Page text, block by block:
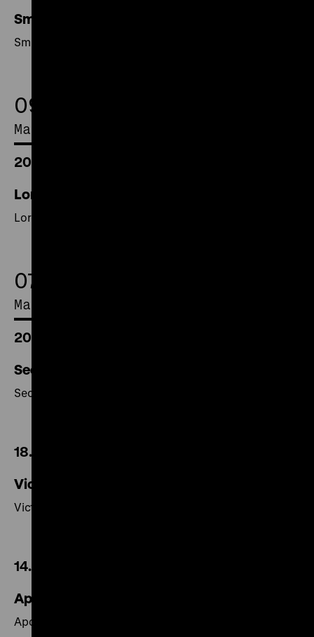
Smuga ciena / Die Schattenlinie
Smuga ciena / Die Schattenlinie
09.
May 2017
20.00 Uhr
Lord Jim
Lord Jim
07.
May 2017
20.00 Uhr
Secret Sharer
Secret Sharer
18.30 Uhr
Victory
Victory
14.00 Uhr
Apocalypse Now Redux
Apocalypse Now Redux